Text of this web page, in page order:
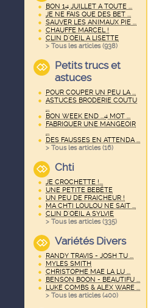
BON 14 JUILLET A TOUTE ...
JE NE FAIS QUE DES BET ...
SAUVER LES ANIMAUX PIE ...
CHAUFFE MARCEL !
CLIN D'OEIL A LISETTE
> Tous les articles (938)
Petits trucs et
astuces
POUR COUPER UN PEU LA ...
ASTUCES BRODERIE COUTU
...
BON WEEK END ...4 MOT ...
FABRIQUER UNE MANGEOIR
...
DES FAUSSES EN ATTENDA ...
> Tous les articles (16)
Chti
JE CROCHETTE !...
UNE PETITE BEBËTE
UN PEU DE FRAICHEUR !
MA CHTI LOULOU NE SAIT ...
CLIN D'OEIL A SYLVIE
> Tous les articles (335)
Variétés Divers
RANDY TRAVIS - JOSH TU ...
MYLES SMITH
CHRISTOPHE MAE LA LU ...
BENSON BOON - BEAUTIFU ...
LUKE COMBS & ALEX WARE ...
> Tous les articles (400)